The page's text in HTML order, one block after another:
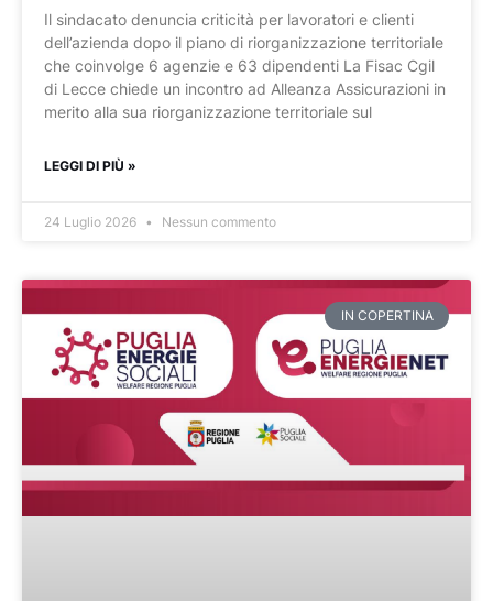
Il sindacato denuncia criticità per lavoratori e clienti
dell’azienda dopo il piano di riorganizzazione territoriale
che coinvolge 6 agenzie e 63 dipendenti La Fisac Cgil
di Lecce chiede un incontro ad Alleanza Assicurazioni in
merito alla sua riorganizzazione territoriale sul
LEGGI DI PIÙ »
24 Luglio 2026 Nessun commento
IN COPERTINA